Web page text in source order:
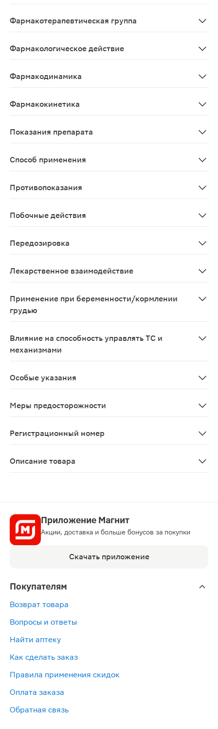
Фармакотерапевтическая группа
Фармакологическое действие
Фармакодинамика
Фармакокинетика
Показания препарата
Способ применения
Противопоказания
Побочные действия
Передозировка
Лекарственное взаимодействие
Применение при беременности/кормлении
грудью
Влияние на способность управлять ТС и
механизмами
Особые указания
Меры предосторожности
Регистрационный номер
Описание товара
Приложение Магнит
Акции, доставка и больше бонусов за покупки
Скачать приложение
Покупателям
Возврат товара
Вопросы и ответы
Найти аптеку
Как сделать заказ
Правила применения скидок
Оплата заказа
Обратная связь